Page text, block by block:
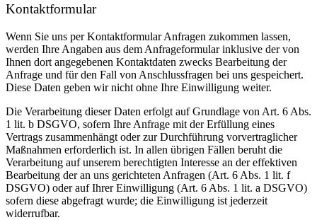
Kontaktformular
Wenn Sie uns per Kontaktformular Anfragen zukommen lassen,
werden Ihre Angaben aus dem Anfrageformular inklusive der von
Ihnen dort angegebenen Kontaktdaten zwecks Bearbeitung der
Anfrage und für den Fall von Anschlussfragen bei uns gespeichert.
Diese Daten geben wir nicht ohne Ihre Einwilligung weiter.
Die Verarbeitung dieser Daten erfolgt auf Grundlage von Art. 6 Abs.
1 lit. b DSGVO, sofern Ihre Anfrage mit der Erfüllung eines
Vertrags zusammenhängt oder zur Durchführung vorvertraglicher
Maßnahmen erforderlich ist. In allen übrigen Fällen beruht die
Verarbeitung auf unserem berechtigten Interesse an der effektiven
Bearbeitung der an uns gerichteten Anfragen (Art. 6 Abs. 1 lit. f
DSGVO) oder auf Ihrer Einwilligung (Art. 6 Abs. 1 lit. a DSGVO)
sofern diese abgefragt wurde; die Einwilligung ist jederzeit
widerrufbar.